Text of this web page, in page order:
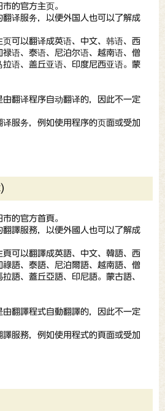
的官方主页。
译服务，以便外国人也可以了解成
可以翻译成英语、中文、韩语、西
语、泰语、尼泊尔语、越南语、僧
语、盖丘亚语、印度尼西亚语。蒙
由翻译程序自动翻译的，因此不一定
服务，例如使用程序的页面或受加
的官方首頁。
譯服務，以便外國人也可以了解成
可以翻譯成英語、中文、韓語、西
語、泰語、尼泊爾語、越南語、僧
語、蓋丘亞語、印尼語。蒙古語、
由翻譯程式自動翻譯的，因此不一定
服務，例如使用程式的頁面或受加